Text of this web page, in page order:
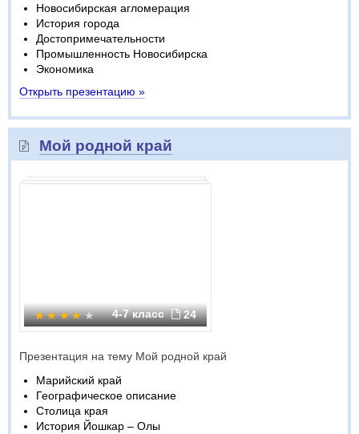
Новосибирская агломерация
История города
Достопримечательности
Промышленность Новосибирска
Экономика
Открыть презентацию »
Мой родной край
4-7 класс 24
Презентация на тему Мой родной край
Марийский край
Географическое описание
Столица края
История Йошкар – Олы